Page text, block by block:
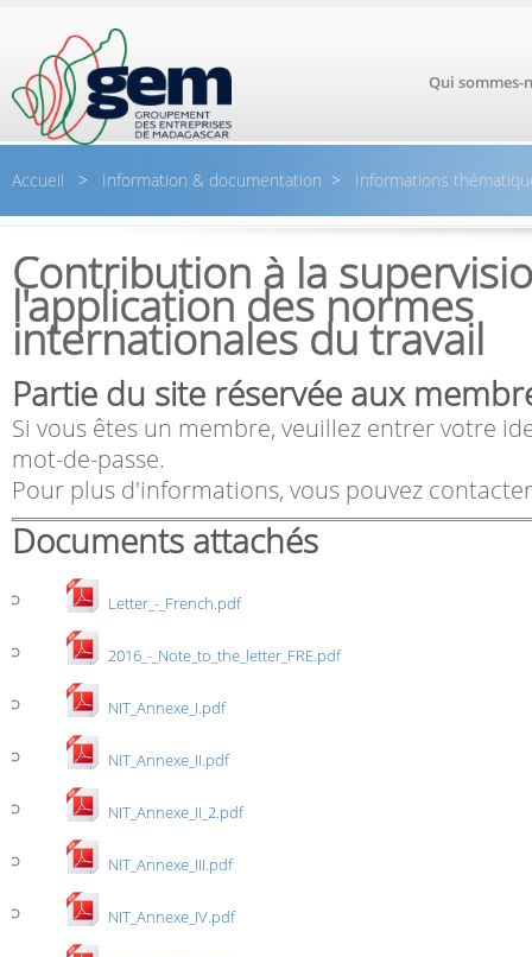
Qui sommes-
Accueil > Information & documentation > Informations
Contribution à la
l'application des normes
internationales du travail
Partie du site réservée aux
Si vous êtes un membre, veuillez entrer votre
mot-de-passe.
Pour plus d'informations, vous pouvez
Documents attachés
Letter_-_French.pdf
2016_-_Note_to_the_letter_FRE.pdf
NIT_Annexe_I.pdf
NIT_Annexe_II.pdf
NIT_Annexe_II_2.pdf
NIT_Annexe_III.pdf
NIT_Annexe_IV.pdf